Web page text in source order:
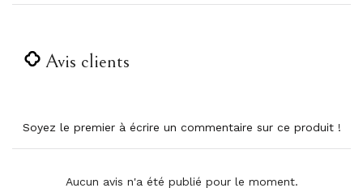
Avis clients
Soyez le premier à écrire un commentaire sur ce produit !
Aucun avis n'a été publié pour le moment.